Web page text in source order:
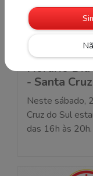
Horário
- Santa
Neste sábado,
Cruz do Sul
das 16h às